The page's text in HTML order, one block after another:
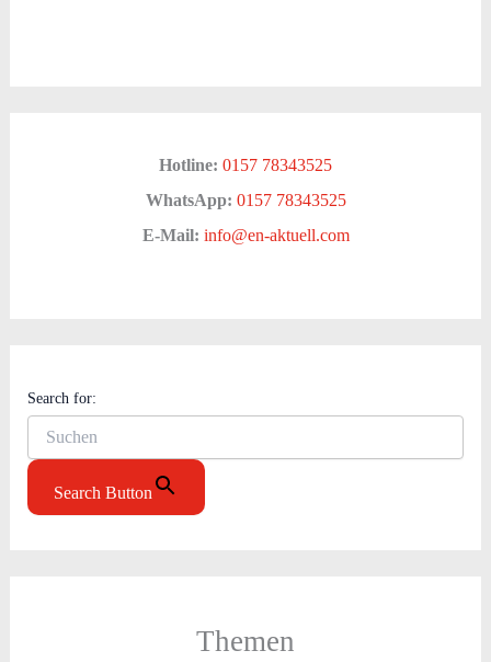
Hotline: 0157 78343525
WhatsApp: 0157 78343525
E-Mail: info@en-aktuell.com
Search for:
Search Button
Themen